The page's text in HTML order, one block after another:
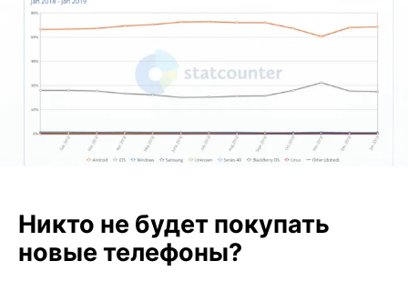
Никто не будет покупать
новые телефоны?